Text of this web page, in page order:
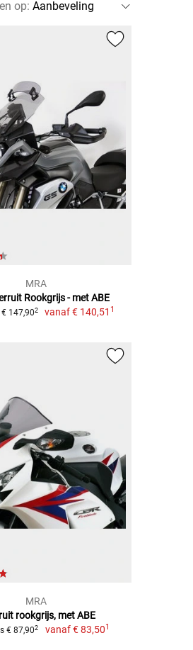
op:
MRA
Rookgrijs - met ABE
147,902 vanaf€ 140,51 1
MRA
rookgrijs, met ABE
€ 87,902 vanaf€ 83,501